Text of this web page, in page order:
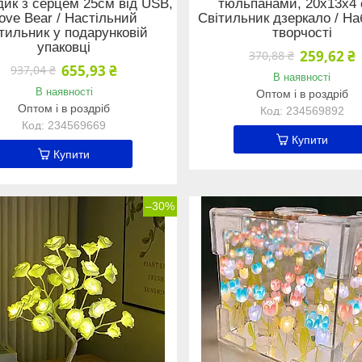
з серцем 25см від USB,
Bear / Настільний
у подарунковій
упаковці
937,04 ₴ 655,93 ₴
В наявності
Оптом і в роздріб
234569669
Купити
тюльпанами, 20х13х4
Світильник дзеркало /
творчості
370,88 ₴ 259,62 ₴
В наявності
Оптом і в роздріб
234569892
Купити
–30%